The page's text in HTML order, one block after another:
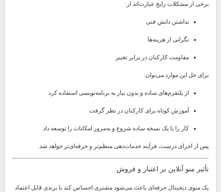
برخی از مشکلات رایج عبارت‌اند از:
نداشتن دانش فنی
نگرانی از هزینه‌ها
مقاومت کارکنان در برابر تغییر
برای حل این موارد می‌توان:
از پلتفرم‌های ساده و بدون نیاز به برنامه‌نویسی استفاده کرد
آموزش کوتاه برای کارکنان در نظر گرفت
کار را با یک نسخه ساده شروع و به‌مرور امکانات را توسعه داد
پس از اجرای درست، فرآیند خدمات‌دهی منظم‌تر و حرفه‌ای‌تر خواهد شد.
تأثیر منو آنلاین بر اعتبار و فروش
یک منوی دیجیتال حرفه‌ای باعث می‌شود مشتری احساس کند با برندی قابل اعتماد